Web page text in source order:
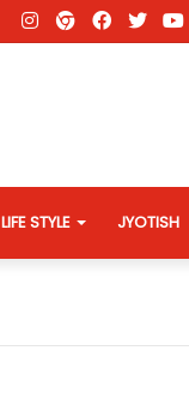
X
AD
Instagram
LIFE STYLE JYOTISH